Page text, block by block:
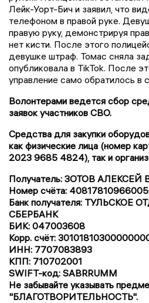
Лейк-Уорт-Бич и заявил, что
телефоном в правой руке.
правую руку, демонстрируя
нет кисти. После этого
девушке штраф. Томас сняла
опубликовала в TikTok. После
управление само обратилось в
Волонтерами ведется сбор
заявок участников СВО.
Средства для закупки
как физические лица (номер
2023 9685 4824), так и
Получатель: ЗОТОВ
Номер счёта:
Банк получателя: ТУЛЬСКОЕ
СБЕРБАНК
БИК: 047003608
Корр. счёт:
ИНН: 7707083893
КПП: 710702001
SWIFT-код: SABRRUMM
Не забывайте указывать
"БЛАГОТВОРИТЕЛЬНОСТЬ".